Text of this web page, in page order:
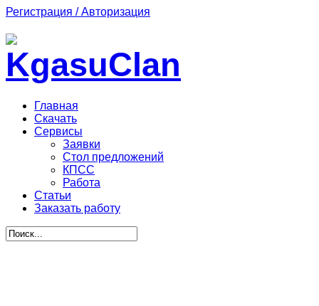
Регистрация / Авторизация
Главная
Скачать
Сервисы
Заявки
Стол предложений
КПСС
Работа
Статьи
Заказать работу